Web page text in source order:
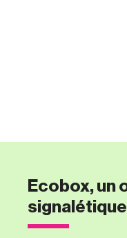
Ecobox, un
signalétique